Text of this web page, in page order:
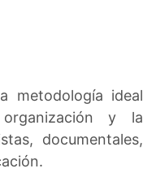
metodología ideal
y la
documentales,